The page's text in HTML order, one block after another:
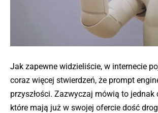
Jak zapewne widzieliście, w internecie
coraz więcej stwierdzeń, że prompt
przyszłości. Zazwyczaj mówią to jednak
które mają już w swojej ofercie dość